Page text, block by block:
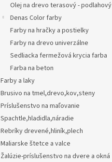
Olej na drevo terasový - podlahový
Denas Color farby
Farby na hračky a postielky
Farby na drevo univerzálne
Sedliacka fermežová krycia farba
Farba na beton
Farby a laky
Brusivo na tmel,drevo,kov,steny
Príslušenstvo na maľovanie
Spachtle,hladidla,náradie
Rebríky drevené,hliník,plech
Maliarske štetce a valce
Žalúzie-príslušenstvo na dvere a okná